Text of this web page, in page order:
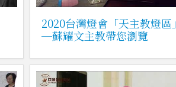
2020台灣燈會「天主教燈區」
─蘇耀文主教帶您瀏覽